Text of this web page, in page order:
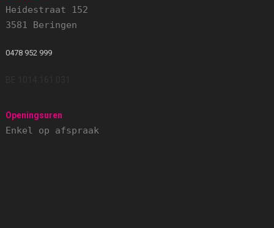
Heidestraat 152
3581 Beringen
0478 952 999
Openingsuren
Enkel op afspraak